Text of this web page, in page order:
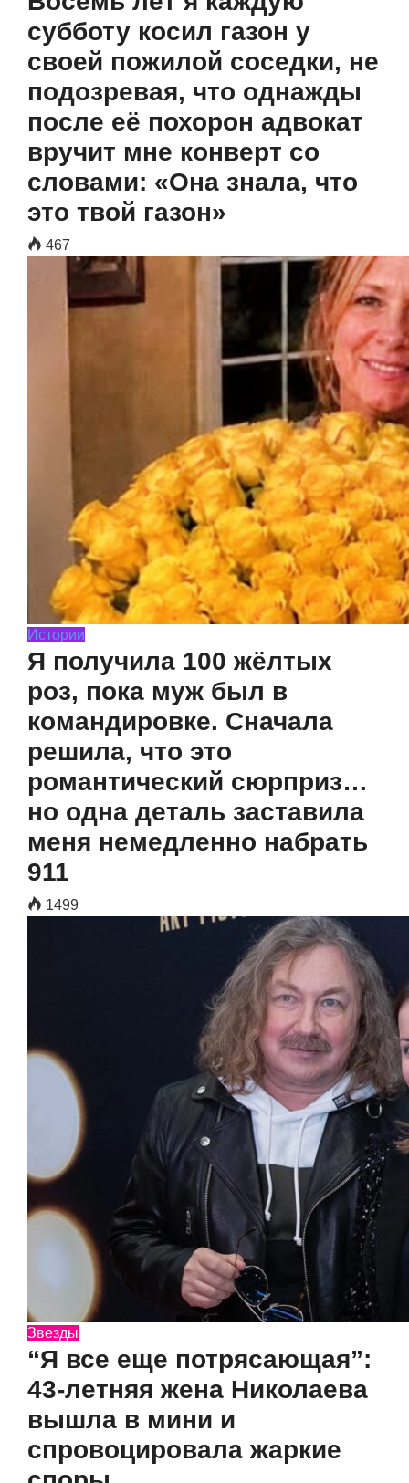
субботу косил газон у
своей пожилой соседки, не
подозревая, что однажды
после её похорон адвокат
вручит мне конверт со
словами: «Она знала, что
это твой газон»
467
Истории
Я получила 100 жёлтых
роз, пока муж был в
командировке. Сначала
решила, что это
романтический сюрприз…
но одна деталь заставила
меня немедленно набрать
911
1499
Звезды
“Я все еще потрясающая”:
43-летняя жена Николаева
вышла в мини и
спровоцировала жаркие